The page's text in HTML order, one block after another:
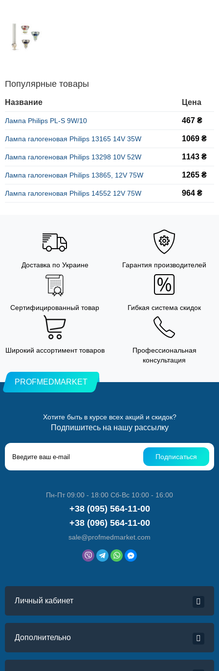
Популярные товары
Название Цена
Лампа Philips PL-S 9W/10 467 ₴
Лампа галогеновая Philips 13165 14V 35W 1069 ₴
Лампа галогеновая Philips 13298 10V 52W 1143 ₴
Лампа галогеновая Philips 13865, 12V 75W 1265 ₴
Лампа галогеновая Philips 14552 12V 75W 964 ₴
Доставка по Украине Гарантия производителей
Сертифицированный товар Гибкая система скидок
Широкий ассортимент товаров
Профессиональная
консультация
PROFMEDMARKET
Хотите быть в курсе всех акций и скидок?
Подпишитесь на нашу рассылку
Подписаться
Пн-Пт 09:00 - 18:00 Сб-Вс 10:00 - 16:00
+38 (095) 564-11-00
+38 (096) 564-11-00
sale@profmedmarket.com
Личный кабинет
Дополнительно